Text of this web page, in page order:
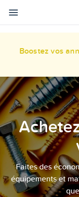
Boostez vos
Faites des
équipements et